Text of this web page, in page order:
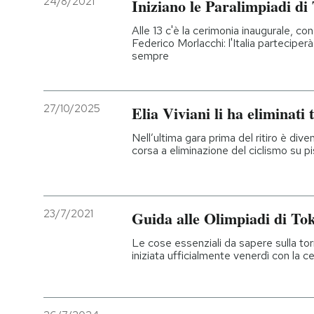
Iniziano le Paralimpiadi di
Alle 13 c'è la cerimonia inaugurale,
Federico Morlacchi: l'Italia
sempre
27/10/2025 Elia Viviani li ha eliminati
Nell’ultima gara prima del ritiro è
corsa a eliminazione del ciclismo su
23/7/2021 Guida alle Olimpiadi di
Le cose essenziali da sapere sulla
iniziata ufficialmente venerdì con la